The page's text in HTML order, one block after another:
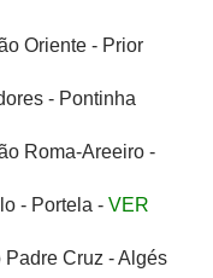
Oriente - Prior
- Pontinha
Roma-Areeiro -
- Portela - VER
Cruz - Algés